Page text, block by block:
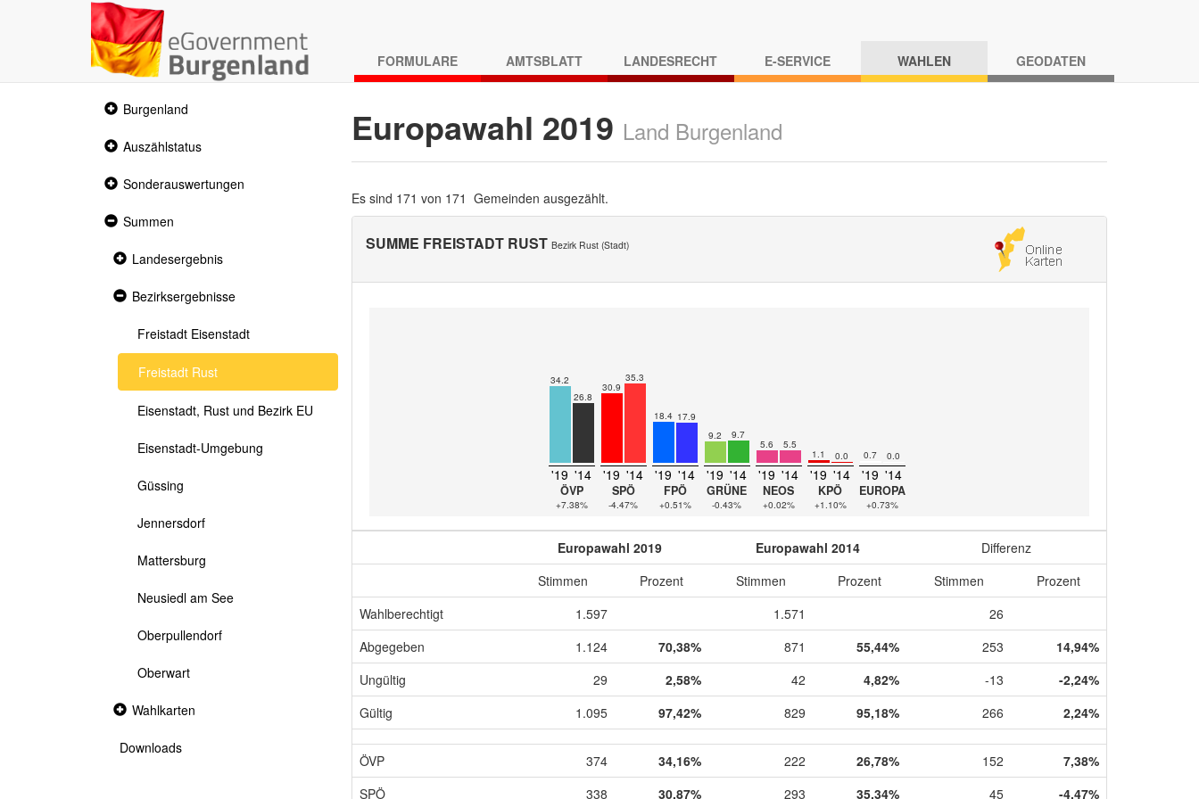
FORMULARE AMTSBLATT LANDESRECHT E-SERVICE WAHLEN GEODATEN
Collapsed
section
Burgenland
Collapsed
Auszählstatus
Collapsed
Sonderauswertungen
Expanded
Summen
Collapsed
Landesergebnis
Expanded
Bezirksergebnisse
Freistadt Eisenstadt
Freistadt Rust
Eisenstadt, Rust und Bezirk EU
Eisenstadt-Umgebung
Güssing
Jennersdorf
Mattersburg
Neusiedl am See
Oberpullendorf
Oberwart
Collapsed
Wahlkarten
Downloads
Europawahl 2019 Land Burgenland
Es sind 171 von 171 Gemeinden ausgezählt.
SUMME FREISTADT RUST Bezirk Rust (Stadt)
34.2
26.8
'19 '14
ÖVP
+7.38%
30.9
35.3
'19 '14
SPÖ
-4.47%
18.4 17.9
'19 '14
FPÖ
+0.51%
9.2 9.7
'19 '14
GRÜNE
-0.43%
5.6 5.5
'19 '14
NEOS
+0.02%
1.1 0.0
'19 '14
KPÖ
+1.10%
0.7 0.0
'19 '14
EUROPA
+0.73%
Europawahl 2019 Europawahl 2014
Differenz
Stimmen
Prozent Stimmen Prozent Stimmen
Prozent
Wahlberechtigt
1.597 1.571
26
Abgegeben
1.124 70,38% 871 55,44% 253
14,94%
Ungültig
29 2,58% 42 4,82% -13
-2,24%
Gültig
1.095 97,42% 829 95,18% 266 2,24%
ÖVP 374 34,16% 222 26,78% 152
7,38%
SPÖ
338 30,87% 293 35,34% 45 -4,47%